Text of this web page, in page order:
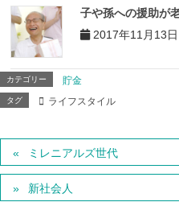
子や孫への援助が
2017年11月13日
カテゴリー 貯金
タグ ライフスタイル
ミレニアルズ世代
新社会人